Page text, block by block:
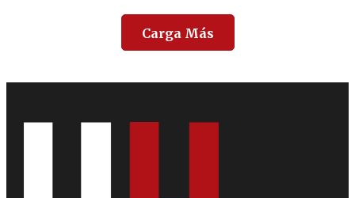
Carga Más